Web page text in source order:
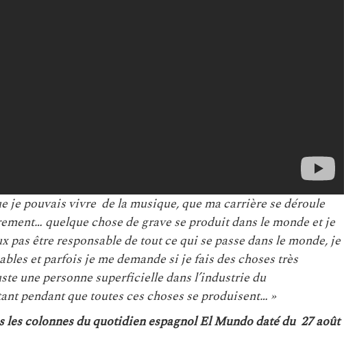
je pouvais vivre de la musique, que ma carrière se déroule
quelque chose de grave se produit dans le monde et je
pas être responsable de tout ce qui se passe dans le monde, je
et parfois je me demande si je fais des choses très
une personne superficielle dans l’industrie du
pendant que toutes ces choses se produisent… »
les colonnes du quotidien espagnol El Mundo daté du 27 août